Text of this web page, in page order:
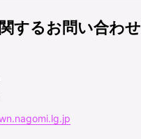
するお問い合わせ